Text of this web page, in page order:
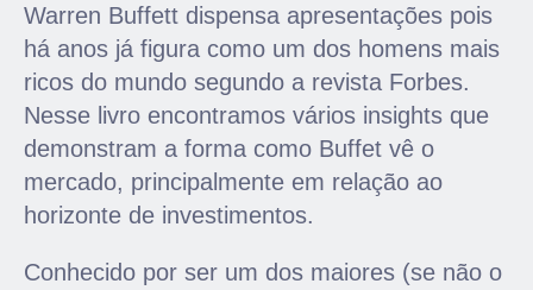
Warren Buffett dispensa apresentações pois
há anos já figura como um dos homens mais
ricos do mundo segundo a revista Forbes.
Nesse livro encontramos vários insights que
demonstram a forma como Buffet vê o
mercado, principalmente em relação ao
horizonte de investimentos.
Conhecido por ser um dos maiores (se não o